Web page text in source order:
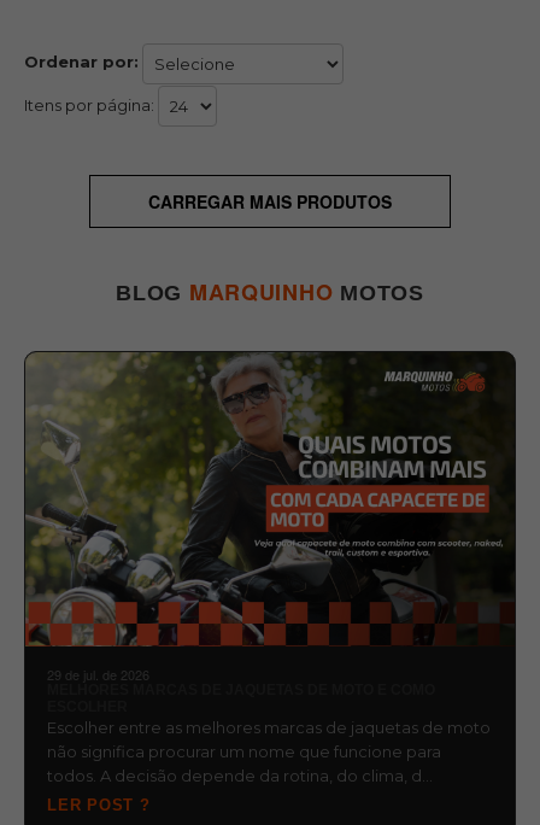
Ordenar por:
Itens por página:
CARREGAR MAIS PRODUTOS
BLOG MARQUINHO MOTOS
29 de jul. de 2026
Escolher entre as melhores marcas de jaquetas de moto
não significa procurar um nome que funcione para
todos. A decisão depende da rotina, do clima, d…
LER POST ?